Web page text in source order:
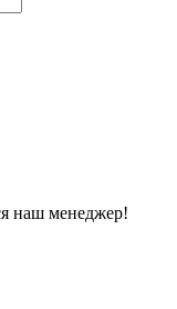
наш менеджер!